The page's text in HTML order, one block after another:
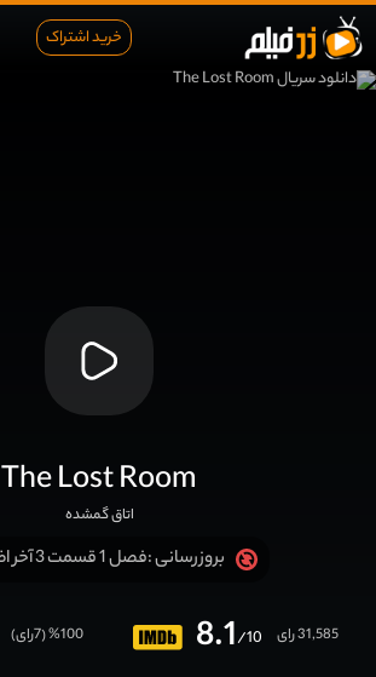
خرید اشتراک
The Lost Room
اتاق گمشده
بروزرسانی :فصل 1 قسمت 3 آخر اضافه شد
8.1/10 31,585 رای 100
% (
7رای)